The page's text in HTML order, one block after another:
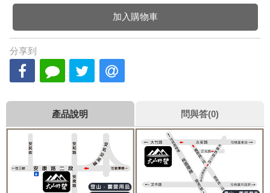
加入購物車
分享到
產品說明 問與答(0)